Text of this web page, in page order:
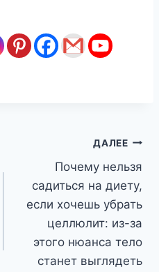
ДАЛЕЕ
Почему нельзя
садиться на диету,
если хочешь убрать
целлюлит: из-за
этого нюанса тело
станет выглядеть